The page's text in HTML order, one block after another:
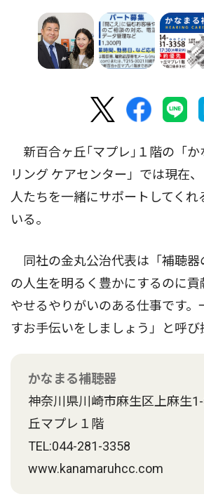
新百合ヶ丘｢マプレ｣１階の「か
リング ケアセンター」では現在
人たちを一緒にサポートしてくれ
いる。
同社の金丸公治代表は「補聴器
の人生を明るく豊かにするのに貢
やせるやりがいのある仕事です。
すお手伝いをしましょう」と呼び
かなまる補聴器
神奈川県川崎市麻生区上麻生
丘マプレ１階
TEL:044-281-3358
www.kanamaruhcc.com